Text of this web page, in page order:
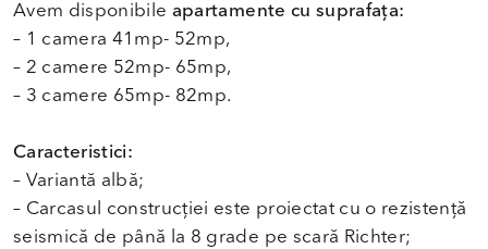
Avem disponibile apartamente cu suprafața:
– 1 camera 41mp- 52mp,
– 2 camere 52mp- 65mp,
– 3 camere 65mp- 82mp.
Caracteristici:
– Variantă albă;
– Carcasul construcției este proiectat cu o rezistență
seismică de până la 8 grade pe scară Richter;